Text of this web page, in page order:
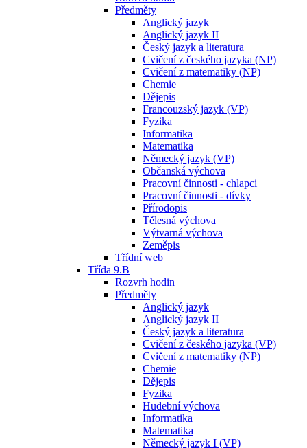
Předměty
Anglický jazyk
Anglický jazyk II
Český jazyk a literatura
Cvičení z českého jazyka (NP)
Cvičení z matematiky (NP)
Chemie
Dějepis
Francouzský jazyk (VP)
Fyzika
Informatika
Matematika
Německý jazyk (VP)
Občanská výchova
Pracovní činnosti - chlapci
Pracovní činnosti - dívky
Přírodopis
Tělesná výchova
Výtvarná výchova
Zeměpis
Třídní web
Třída 9.B
Rozvrh hodin
Předměty
Anglický jazyk
Anglický jazyk II
Český jazyk a literatura
Cvičení z českého jazyka (VP)
Cvičení z matematiky (NP)
Chemie
Dějepis
Fyzika
Hudební výchova
Informatika
Matematika
Německý jazyk I (VP)